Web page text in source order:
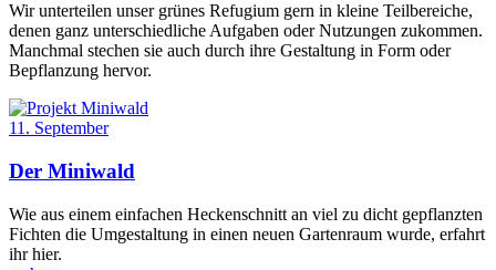
Wir unterteilen unser grünes Refugium gern in kleine Teilbereiche,
denen ganz unterschiedliche Aufgaben oder Nutzungen zukommen.
Manchmal stechen sie auch durch ihre Gestaltung in Form oder
Bepflanzung hervor.
11. September
Der Miniwald
Wie aus einem einfachen Heckenschnitt an viel zu dicht gepflanzten
Fichten die Umgestaltung in einen neuen Gartenraum wurde, erfahrt
ihr hier.